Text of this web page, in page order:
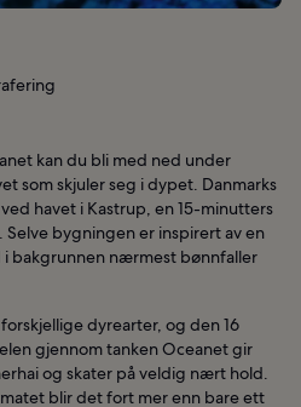
kan du bli med ned under
som skjuler seg i dypet. Danmarks
havet i Kastrup, en 15-minutters
bygningen er inspirert av en
bakgrunnen nærmest bønnfaller
dyrearter, og den 16
gjennom tanken Oceanet gir
og skater på veldig nært hold.
blir det fort mer enn bare ett